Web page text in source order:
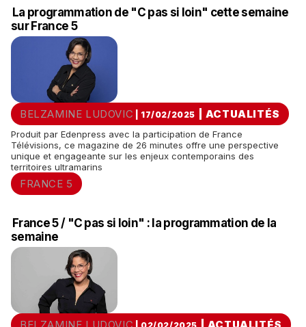
La programmation de "C pas si loin" cette semaine
sur France 5
BELZAMINE LUDOVIC | 17/02/2025 ACTUALITÉS
Produit par Edenpress avec la participation de France
Télévisions, ce magazine de 26 minutes offre une perspective
unique et engageante sur les enjeux contemporains des
territoires ultramarins
FRANCE 5
France 5 / "C pas si loin" : la programmation de la
semaine